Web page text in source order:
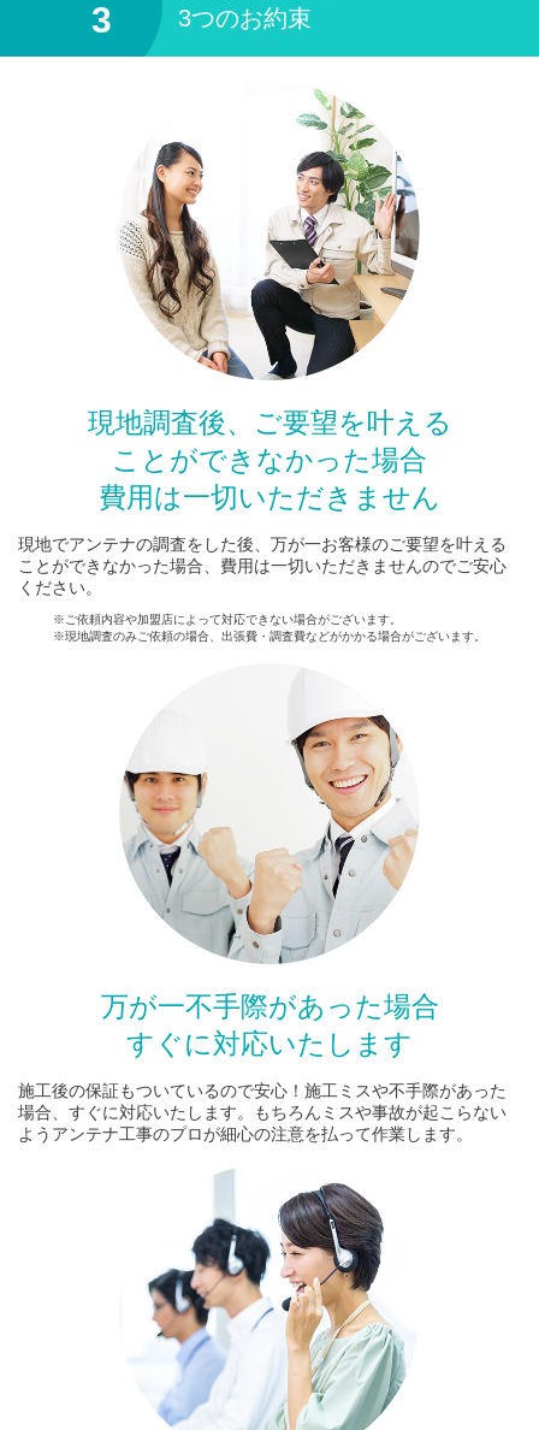
3つのお約束
現地調査後、ご要望を叶える
ことができなかった場合
費用は一切いただきません
現地でアンテナの調査をした後、万が一お客様のご要望を叶える
ことができなかった場合、費用は一切いただきませんのでご安心
ください。
※ご依頼内容や加盟店によって対応できない場合がございます。
※現地調査のみご依頼の場合、出張費・調査費などがかかる場合がございます。
万が一不手際があった場合
すぐに対応いたします
施工後の保証もついているので安心！施工ミスや不手際があった
場合、すぐに対応いたします。もちろんミスや事故が起こらない
ようアンテナ工事のプロが細心の注意を払って作業します。